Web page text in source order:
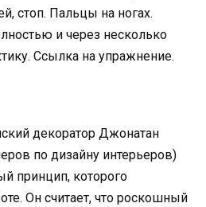
стоп. Пальцы на ногах.
и через несколько
Ссылка на упражнение.
декоратор Джонатан
по дизайну интерьеров)
принцип, которого
Он считает, что роскошный